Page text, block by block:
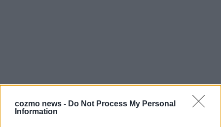
cozmo news - Do Not Process My Personal
Information
Monaco, Sallys Café, Westernbrauerei – der
Europa-Park 2026 macht vieles neu